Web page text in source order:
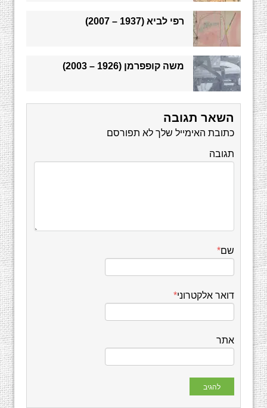
רפי לביא (1937 – 2007)
משה קופפרמן (1926 – 2003)
השאר תגובה
כתובת האימייל שלך לא תפורסם
תגובה
שם*
דואר אלקטרוני*
אתר